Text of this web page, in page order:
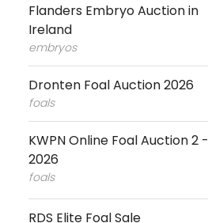
Flanders Embryo Auction in
Ireland
embryos
Dronten Foal Auction 2026
foals
KWPN Online Foal Auction 2 -
2026
foals
RDS Elite Foal Sale